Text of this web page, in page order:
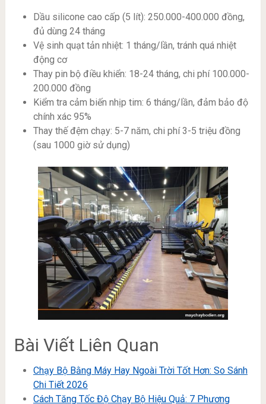
Dầu silicone cao cấp (5 lít): 250.000-400.000 đồng,
đủ dùng 24 tháng
Vệ sinh quạt tản nhiệt: 1 tháng/lần, tránh quá nhiệt
động cơ
Thay pin bộ điều khiển: 18-24 tháng, chi phí 100.000-
200.000 đồng
Kiểm tra cảm biến nhịp tim: 6 tháng/lần, đảm bảo độ
chính xác 95%
Thay thế đệm chạy: 5-7 năm, chi phí 3-5 triệu đồng
(sau 1000 giờ sử dụng)
Bài Viết Liên Quan
Chạy Bộ Bằng Máy Hay Ngoài Trời Tốt Hơn: So Sánh
Chi Tiết 2026
Cách Tăng Tốc Độ Chạy Bộ Hiệu Quả: 7 Phương